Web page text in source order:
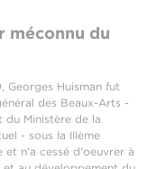
méconnu du
Georges Huisman fut
des Beaux-Arts -
du Ministère de la
- sous la IIIème
et n'a cessé d'oeuvrer à